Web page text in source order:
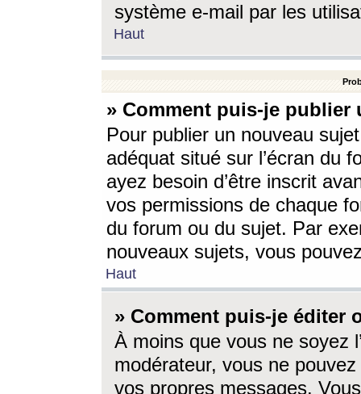
système e-mail par les
Haut
» Comment puis-je
Pour publier un nouveau
adéquat situé sur l’écran du
ayez besoin d’être inscrit
vos permissions de chaque
du forum ou du sujet. Par
nouveaux sujets, vous
Haut
» Comment puis-je éditer
À moins que vous ne soyez
modérateur, vous ne
vos propres messages.